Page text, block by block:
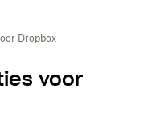
Dropbox
voor